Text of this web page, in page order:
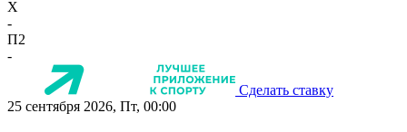
X
-
П2
-
Сделать ставку
25 сентября 2026, Пт, 00:00